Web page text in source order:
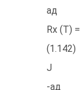
ад
Rx (T)
(1.142)
J
-ад